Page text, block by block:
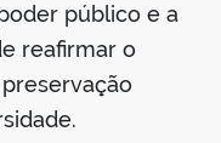
público e a
reafirmar o